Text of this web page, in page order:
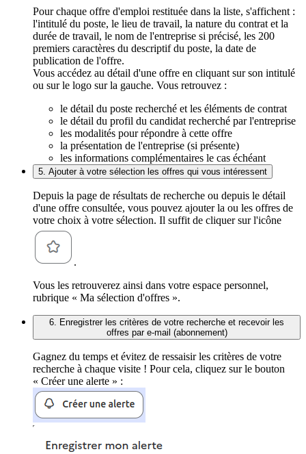
Pour chaque offre d'emploi restituée dans la liste, s'affichent :
l'intitulé du poste, le lieu de travail, la nature du contrat et la
durée de travail, le nom de l'entreprise si précisé, les 200
premiers caractères du descriptif du poste, la date de
publication de l'offre.
Vous accédez au détail d'une offre en cliquant sur son intitulé
ou sur le logo sur la gauche. Vous retrouvez :
le détail du poste recherché et les éléments de contrat
le détail du profil du candidat recherché par l'entreprise
les modalités pour répondre à cette offre
la présentation de l'entreprise (si présente)
les informations complémentaires le cas échéant
5. Ajouter à votre sélection les offres qui vous intéressent
Depuis la page de résultats de recherche ou depuis le détail
d'une offre consultée, vous pouvez ajouter la ou les offres de
votre choix à votre sélection. Il suffit de cliquer sur l'icône
.
Vous les retrouverez ainsi dans votre espace personnel,
rubrique « Ma sélection d'offres ».
6. Enregistrer les critères de votre recherche et recevoir les
offres par e-mail (abonnement)
Gagnez du temps et évitez de ressaisir les critères de votre
recherche à chaque visite ! Pour cela, cliquez sur le bouton
« Créer une alerte » :